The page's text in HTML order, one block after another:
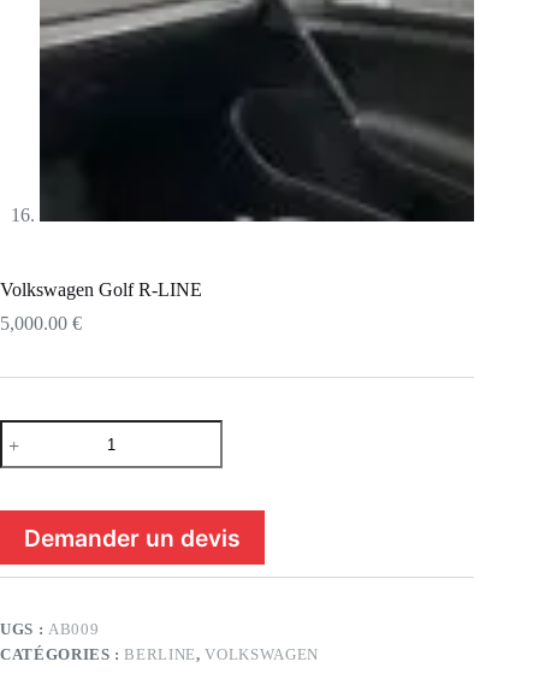
Volkswagen Golf R-LINE
5,000.00 €
quantité
de
Volkswagen
R-
LINEDemander un devis
UGS : AB009
CATÉGORIES :BERLINE,VOLKSWAGEN